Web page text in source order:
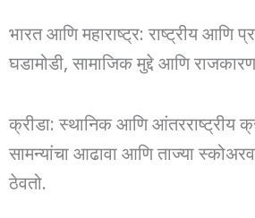
भारत आणि महाराष्ट्र: राष्ट्रीय आणि
घडामोडी, सामाजिक मुद्दे आणि
क्रीडा: स्थानिक आणि आंतरराष्ट्रीय
सामन्यांचा आढावा आणि ताज्या
ठेवतो.